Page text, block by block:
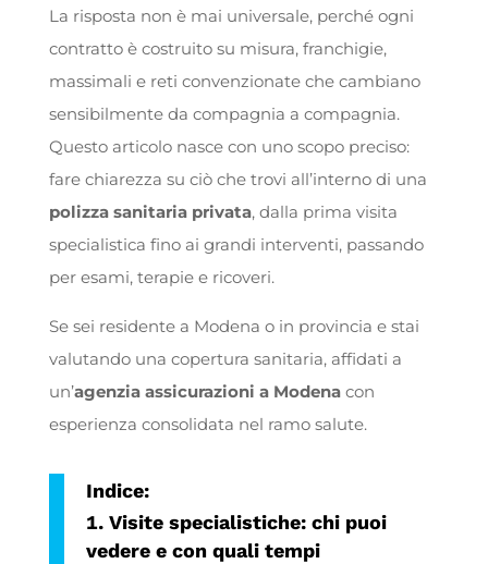
La risposta non è mai universale, perché ogni
contratto è costruito su misura, franchigie,
massimali e reti convenzionate che cambiano
sensibilmente da compagnia a compagnia.
Questo articolo nasce con uno scopo preciso:
fare chiarezza su ciò che trovi all’interno di una
polizza sanitaria privata, dalla prima visita
specialistica fino ai grandi interventi, passando
per esami, terapie e ricoveri.
Se sei residente a Modena o in provincia e stai
valutando una copertura sanitaria, affidati a
un’agenzia assicurazioni a Modenacon
esperienza consolidata nel ramo salute.
Indice:
Visite specialistiche: chi puoi
vedere e con quali tempi